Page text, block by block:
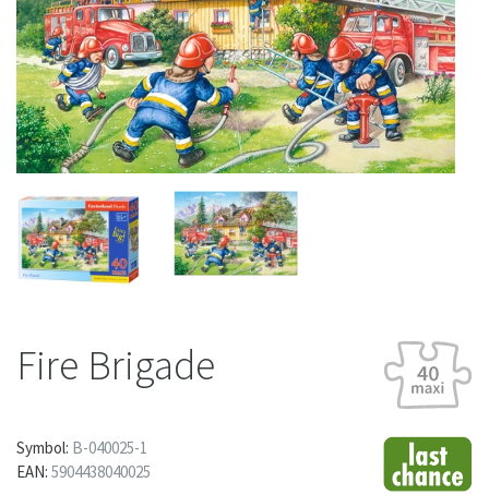
Fire Brigade
Symbol: B-040025-1
EAN: 5904438040025